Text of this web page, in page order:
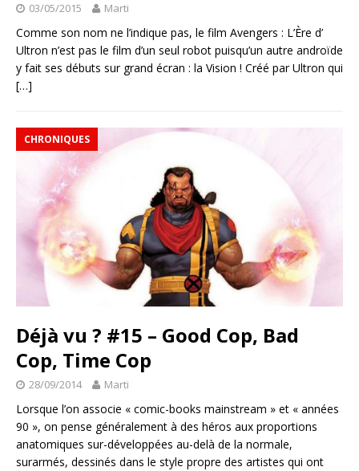
03/05/2015 Marti
Comme son nom ne l’indique pas, le film Avengers : L’Ère d’
Ultron n’est pas le film d’un seul robot puisqu’un autre androïde
y fait ses débuts sur grand écran : la Vision ! Créé par Ultron qui
[…]
CHRONIQUES
Déjà vu ? #15 – Good Cop, Bad
Cop, Time Cop
28/09/2014 Marti
Lorsque l’on associe « comic-books mainstream » et « années
90 », on pense généralement à des héros aux proportions
anatomiques sur-développées au-delà de la normale,
surarmés, dessinés dans le style propre des artistes qui ont